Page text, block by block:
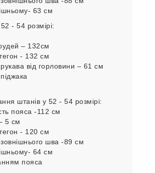
– 124 см
- 124 см
від горловини - 60 см
-70 см
штанів у 48 - 50 розмірі:
пояса 104 см
5 см
- 112 см
шва -88 см
63 см
- 54 розмірі:
– 132см
- 132 см
від горловини – 61 см